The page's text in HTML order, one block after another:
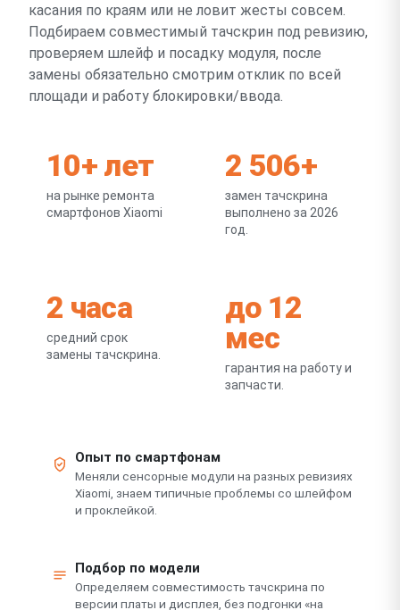
касания по краям или не ловит жесты совсем.
Подбираем совместимый тачскрин под ревизию,
проверяем шлейф и посадку модуля, после
замены обязательно смотрим отклик по всей
площади и работу блокировки/ввода.
10+ лет
на рынке ремонта
смартфонов Xiaomi
2 506+
замен тачскрина
выполнено за 2026
год.
2 часа
средний срок
замены тачскрина.
до 12
мес
гарантия на работу и
запчасти.
Опыт по смартфонам
Меняли сенсорные модули на разных ревизиях
Xiaomi, знаем типичные проблемы со шлейфом
и проклейкой.
Подбор по модели
Определяем совместимость тачскрина по
версии платы и дисплея, без подгонки «на